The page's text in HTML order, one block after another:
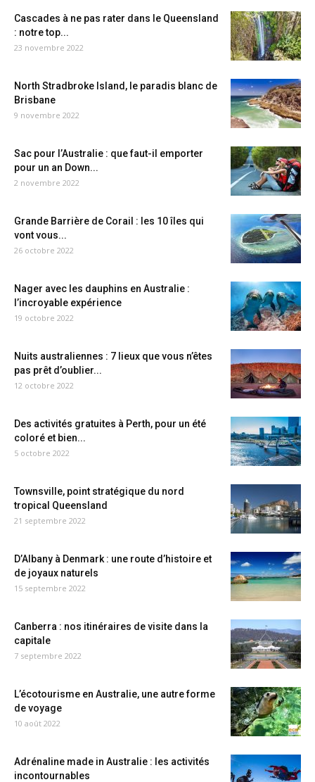
Cascades à ne pas rater dans le Queensland
: notre top...
23 novembre 2022
North Stradbroke Island, le paradis blanc de
Brisbane
9 novembre 2022
Sac pour l’Australie : que faut-il emporter
pour un an Down...
2 novembre 2022
Grande Barrière de Corail : les 10 îles qui
vont vous...
26 octobre 2022
Nager avec les dauphins en Australie :
l’incroyable expérience
19 octobre 2022
Nuits australiennes : 7 lieux que vous n’êtes
pas prêt d’oublier...
12 octobre 2022
Des activités gratuites à Perth, pour un été
coloré et bien...
5 octobre 2022
Townsville, point stratégique du nord
tropical Queensland
21 septembre 2022
D’Albany à Denmark : une route d’histoire et
de joyaux naturels
15 septembre 2022
Canberra : nos itinéraires de visite dans la
capitale
7 septembre 2022
L’écotourisme en Australie, une autre forme
de voyage
10 août 2022
Adrénaline made in Australie : les activités
incontournables